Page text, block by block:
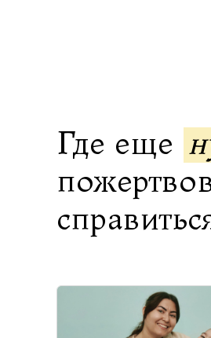
Где еще